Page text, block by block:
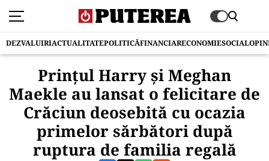
DEZVALUIRIACTUALITATEPOLITICĂFINANCIARECONOMIESOCIAL
Prințul Harry și Meghan
Maekle au lansat o felicitare de
Crăciun deosebită cu ocazia
primelor sărbători după
ruptura de familia regală